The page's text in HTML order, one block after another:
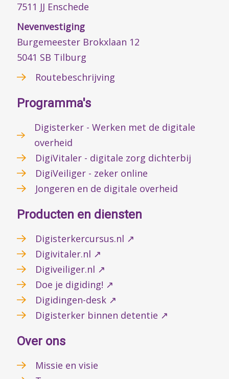
7511 JJ Enschede
Nevenvestiging
Burgemeester Brokxlaan 12
5041 SB Tilburg
Routebeschrijving
Programma's
Digisterker - Werken met de digitale
overheid
DigiVitaler - digitale zorg dichterbij
DigiVeiliger - zeker online
Jongeren en de digitale overheid
Producten en diensten
Digisterkercursus.nl ↗
Digivitaler.nl ↗
Digiveiliger.nl ↗
Doe je digiding! ↗
Digidingen-desk ↗
Digisterker binnen detentie ↗
Over ons
Missie en visie